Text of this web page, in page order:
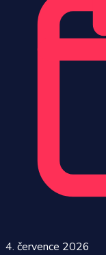
4. července 2026